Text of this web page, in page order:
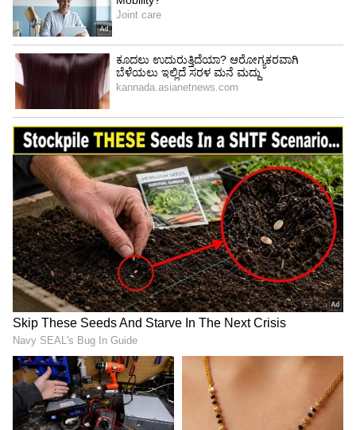
4
5
Image Credit :Asianet News
ಸ್ಪೋರ್ಟಿ ಮತ್ತು ಪ್ರೀಮಿಯಂ ವಿನ್ಯಾಸ